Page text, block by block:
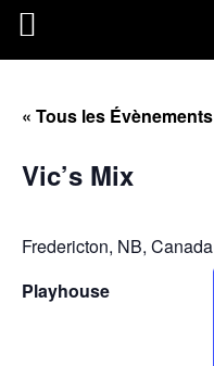
« Tous les Évènements
Vic’s Mix
Fredericton, NB, Canada
Playhouse